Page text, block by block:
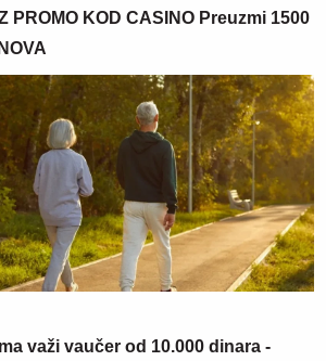
PROMO KOD CASINO Preuzmi 1500
važi vaučer od 10.000 dinara -